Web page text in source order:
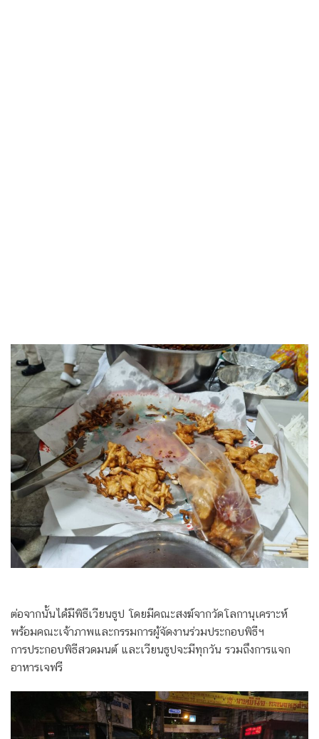
ต่อจากนั้นได้มีพิธีเวียนธูป โดยมีคณะสงฆ์จากวัดโลกานุเคราะห์
พร้อมคณะเจ้าภาพและกรรมการผู้จัดงานร่วมประกอบพิธีฯ
การประกอบพิธีสวดมนต์ และเวียนธูปจะมีทุกวัน รวมถึงการแจก
อาหารเจฟรี